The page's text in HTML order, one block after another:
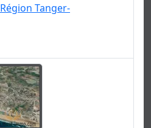
Région Tanger-